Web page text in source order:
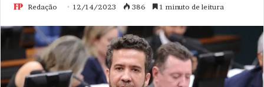
Redação 12/14/2023 386 1 minuto de leitura